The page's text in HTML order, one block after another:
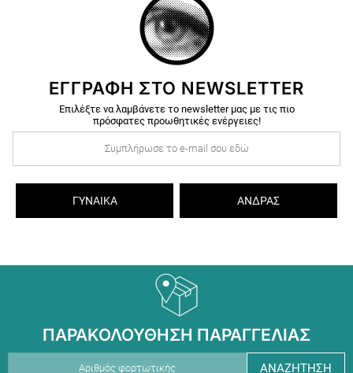
ΕΓΓΡΑΦΗ ΣΤΟ NEWSLETTER
Επιλέξτε να λαμβάνετε το newsletter μας με τις πιο
πρόσφατες προωθητικές ενέργειες!
ΓΥΝΑΊΚΑ ΆΝΔΡΑΣ
ΠΑΡΑΚΟΛΟΥΘΗΣΗ ΠΑΡΑΓΓΕΛΙΑΣ
ΑΝΑΖΗΤΗΣΗ